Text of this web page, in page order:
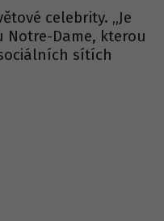
celebrity. „Je
Dame, kterou
sítích